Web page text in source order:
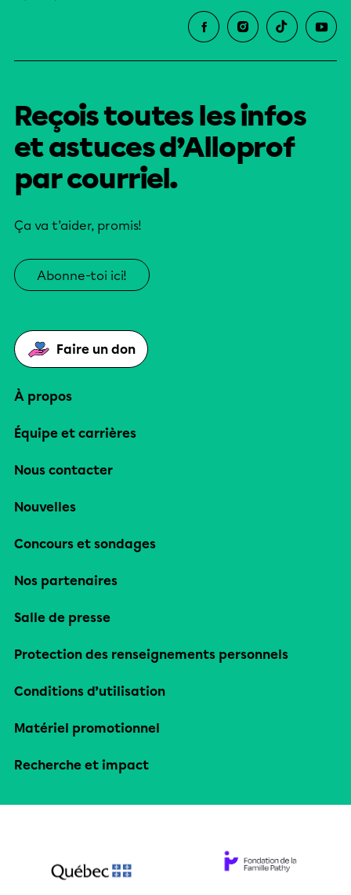
Reçois toutes les infos
et astuces d’Alloprof
par courriel.
Ça va t’aider, promis!
Abonne-toi ici!
Faire un don
À propos
Équipe et carrières
Nous contacter
Nouvelles
Concours et sondages
Nos partenaires
Salle de presse
Protection des renseignements personnels
Conditions d’utilisation
Matériel promotionnel
Recherche et impact